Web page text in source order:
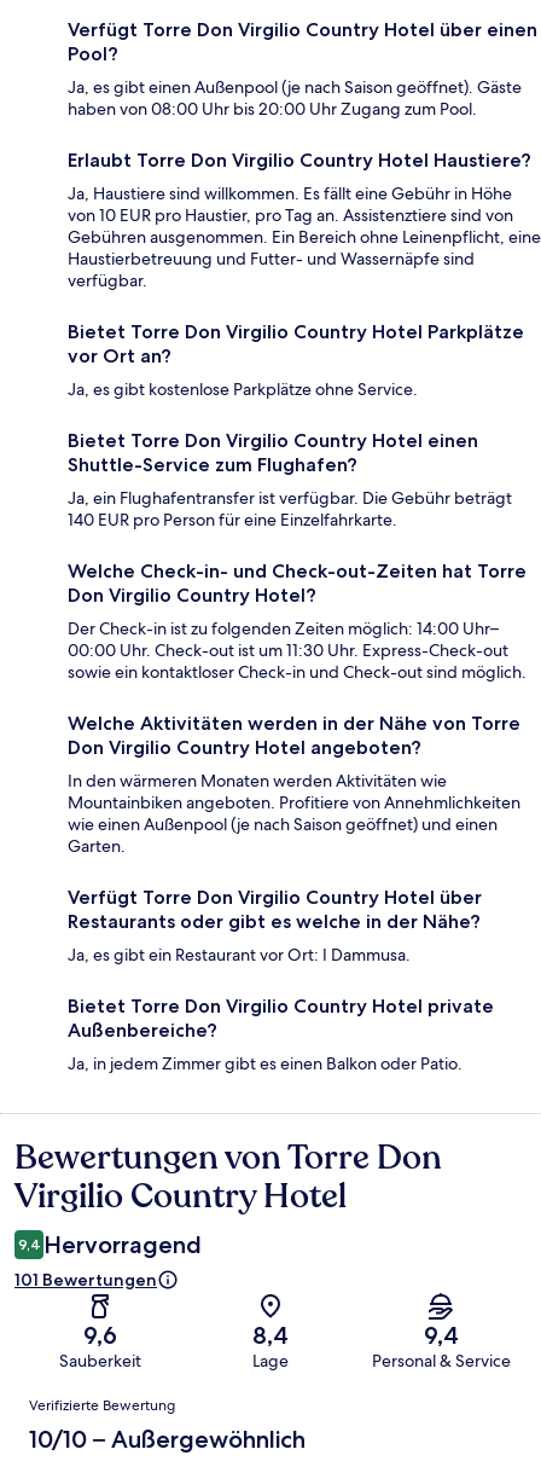
Verfügt Torre Don Virgilio Country Hotel über einen
Pool?
Ja, es gibt einen Außenpool (je nach Saison geöffnet). Gäste
haben von 08:00 Uhr bis 20:00 Uhr Zugang zum Pool.
Erlaubt Torre Don Virgilio Country Hotel Haustiere?
Ja, Haustiere sind willkommen. Es fällt eine Gebühr in Höhe
von 10 EUR pro Haustier, pro Tag an. Assistenztiere sind von
Gebühren ausgenommen. Ein Bereich ohne Leinenpflicht, eine
Haustierbetreuung und Futter- und Wassernäpfe sind
verfügbar.
Bietet Torre Don Virgilio Country Hotel Parkplätze
vor Ort an?
Ja, es gibt kostenlose Parkplätze ohne Service.
Bietet Torre Don Virgilio Country Hotel einen
Shuttle-Service zum Flughafen?
Ja, ein Flughafentransfer ist verfügbar. Die Gebühr beträgt
140 EUR pro Person für eine Einzelfahrkarte.
Welche Check-in- und Check-out-Zeiten hat Torre
Don Virgilio Country Hotel?
Der Check-in ist zu folgenden Zeiten möglich: 14:00 Uhr–
00:00 Uhr. Check-out ist um 11:30 Uhr. Express-Check-out
sowie ein kontaktloser Check-in und Check-out sind möglich.
Welche Aktivitäten werden in der Nähe von Torre
Don Virgilio Country Hotel angeboten?
In den wärmeren Monaten werden Aktivitäten wie
Mountainbiken angeboten. Profitiere von Annehmlichkeiten
wie einen Außenpool (je nach Saison geöffnet) und einen
Garten.
Verfügt Torre Don Virgilio Country Hotel über
Restaurants oder gibt es welche in der Nähe?
Ja, es gibt ein Restaurant vor Ort: I Dammusa.
Bietet Torre Don Virgilio Country Hotel private
Außenbereiche?
Ja, in jedem Zimmer gibt es einen Balkon oder Patio.
Bewertungen
Bewertungen von Torre Don
Virgilio Country Hotel
9,4 Hervorragend
101 Bewertungen
9,6
Sauberkeit
8,4
Lage
9,4
Personal & Service
Bewertungen
Verifizierte Bewertung
10/10 – Außergewöhnlich